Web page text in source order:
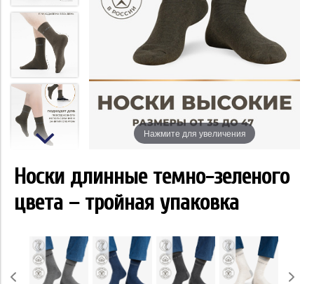
Нажмите для увеличения
Носки длинные темно-зеленого
цвета – тройная упаковка